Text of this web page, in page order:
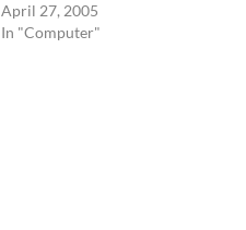
April 27, 2005
In "Computer"